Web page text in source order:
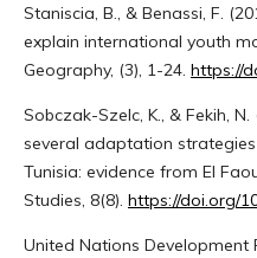
Staniscia, B., & Benassi, F.
explain international youth
Geography, (3), 1-24. https://
Sobczak-Szelc, K., & Fekih,
several adaptation
Tunisia: evidence from El
Studies, 8(8). https://doi.org/
United Nations Development